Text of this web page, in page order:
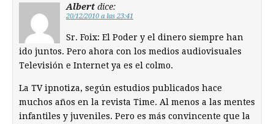
Albert dice:
20/12/2010 a las 23:41
Sr. Foix: El Poder y el dinero siempre han
ido juntos. Pero ahora con los medios audiovisuales
Televisión e Internet ya es el colmo.
La TV ipnotiza, según estudios publicados hace
muchos años en la revista Time. Al menos a las mentes
infantiles y juveniles. Pero es más convincente que la